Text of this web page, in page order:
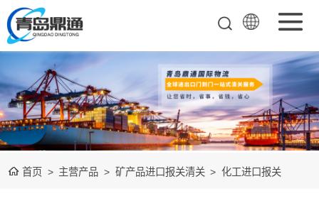
首页 > 主营产品 > 矿产品进口报关清关 > 化工进口报关
矿产品进口报关
清关
农副产品进口报
关清关
水产冻品进口报
关化妆品进口报关